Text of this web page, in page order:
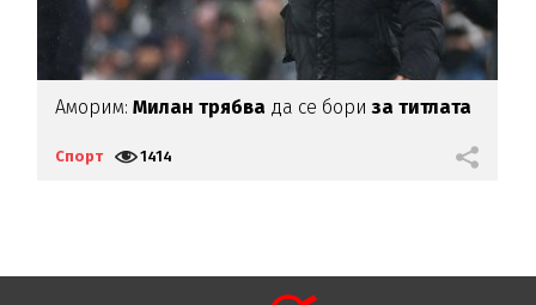
Аморим:Милан трябва да се бориза титлата
Спорт 1414